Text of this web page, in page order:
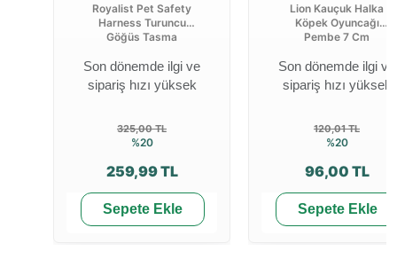
Royalist Pet Safety
Harness Turuncu
Göğüs Tasma
Son dönemde ilgi ve
sipariş hızı yüksek
325,00 TL
%20
259,99 TL
Sepete Ekle
Lion Kauçuk Halka
Köpek Oyuncağı
Pembe 7 Cm
Son dönemde ilgi ve
sipariş hızı yüksek
120,01 TL
%20
96,00 TL
Sepete Ekle